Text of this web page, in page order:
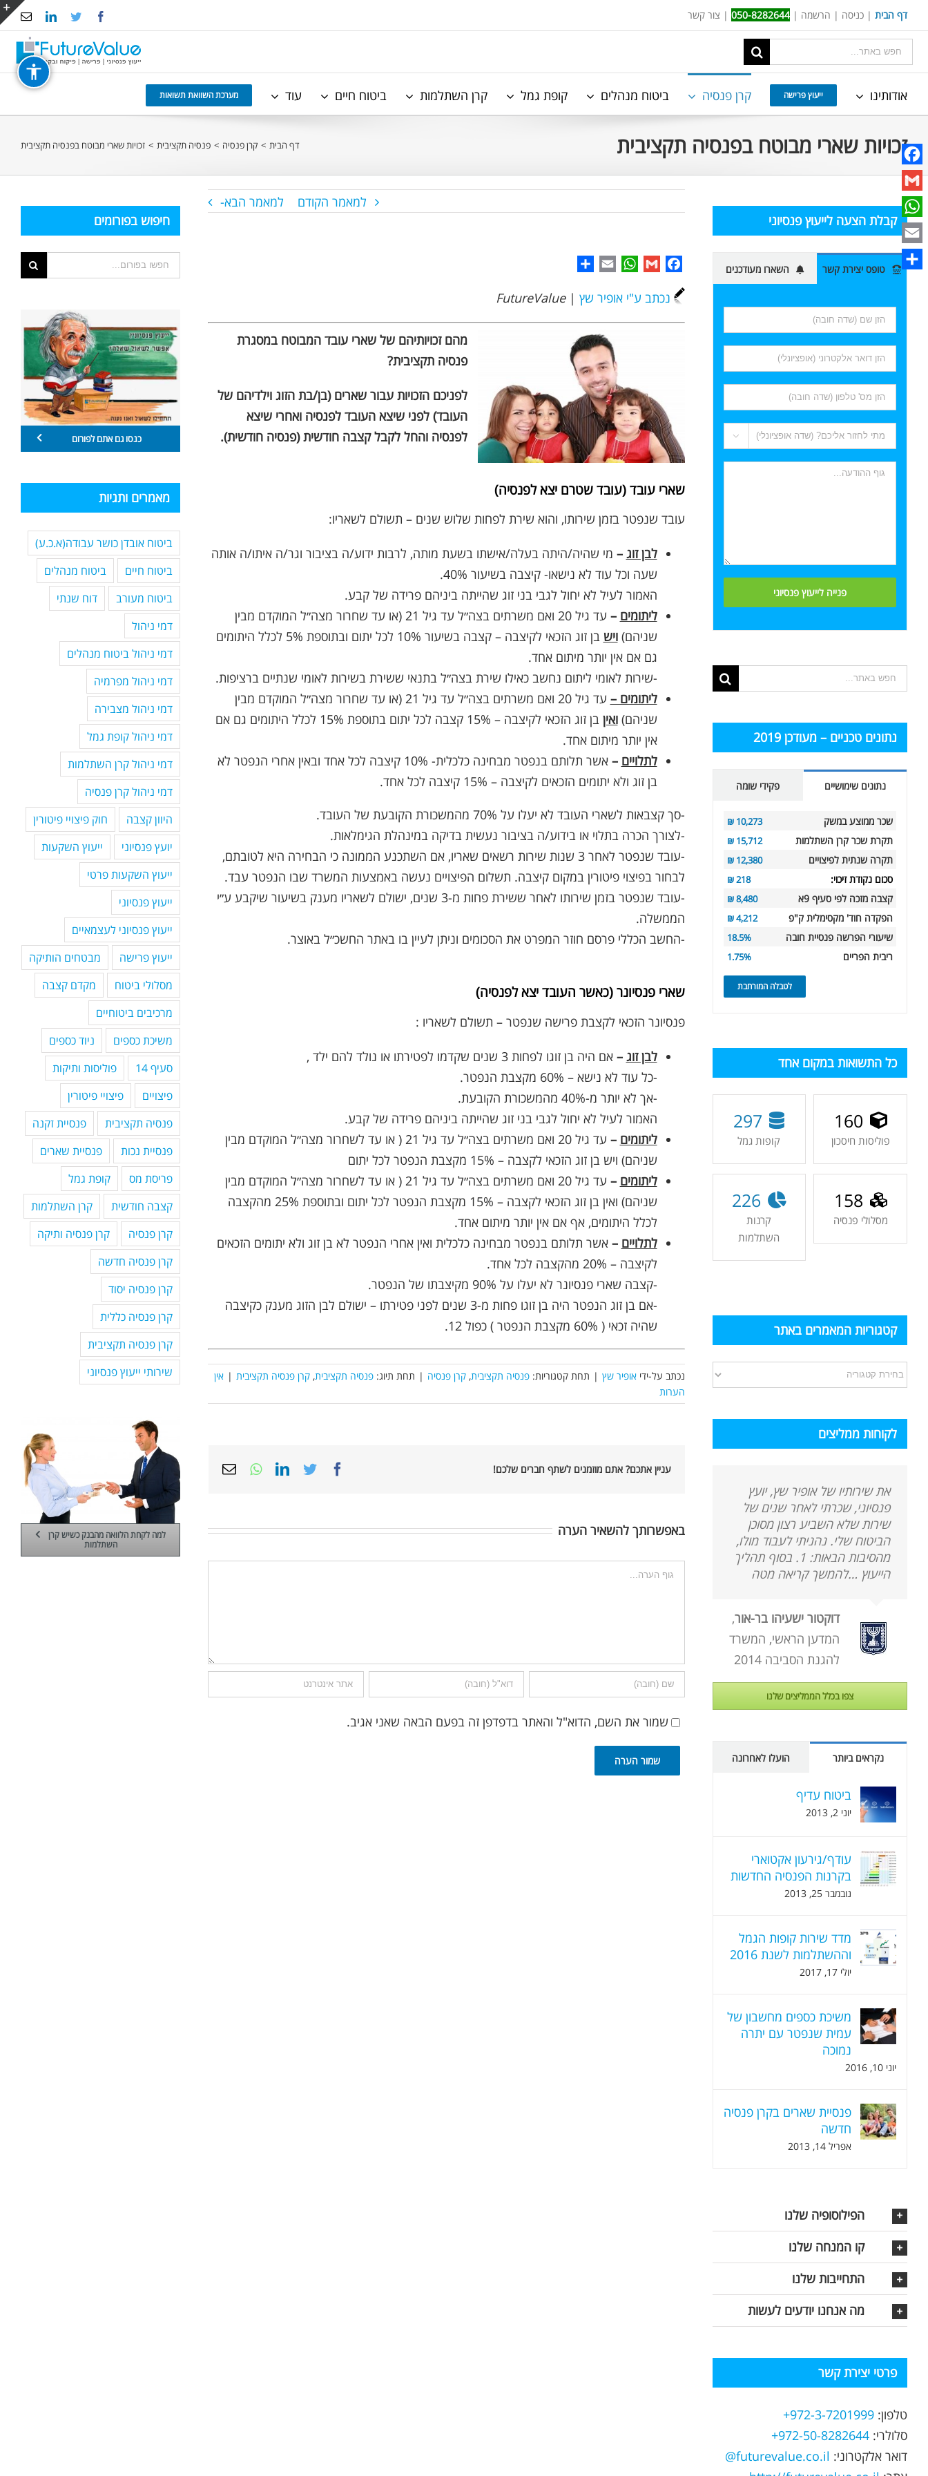
Skip
to
content
דף הבית | כניסה | הרשמה |
050-8282644
| צור קשר Facebook
Twitter
LinkedIn
תוצאות
החיפוש
עבור:
אודותינו ייעוץ פרישה קרן פנסיה ביטוח מנהלים קופת גמל קרן השתלמות ביטוח חיים עוד מערכת השוואת תשואות
זכויות שארי מבוטח בפנסיה תקציבית דף הבית > קרן פנסיה > פנסיה תקציבית > זכויות שארי מבוטח בפנסיה תקציבית
למאמר הקודם למאמר הבא-
Facebook
Gmail
WhatsApp
Email
נכתב ע"י אופיר שץ |
FutureValue
מהם זכויותיהם של שארי עובד המבוטח במסגרת
פנסיה תקציבית?
לפניכם הזכויות עבור שארים (בן/בת הזוג וילדיהם של
העובד) לפני שיצא העובד לפנסיה ואחרי שיצא
לפנסיה והחל לקבל קצבה חודשית (פנסיה חודשית).
שארי עובד (עובד שטרם יצא לפנסיה)
עובד שנפטר בזמן שירותו, והוא שירת לפחות שלוש שנים – תשולם לשאריו:
לבן זוג – מי שהיה/היתה בעלה/אישתו בשעת מותה, לרבות ידוע/ה בציבור וגר/ה איתו/ה אותה
שעה וכל עוד לא נישאו- קיצבה בשיעור 40%.
האמור לעיל לא יחול לגבי בני זוג שהייתה ביניהם פרידה של קבע.
ליתומים –
עד גיל 20 ואם משרתים בצה״ל עד גיל 21 (או עד שחרור מצה״ל המוקדם מבין
שניהם)ויש
בן זוג הזכאי לקיצבה – קצבה בשיעור 10% לכל יתום ובתוספת 5% לכלל היתומים
גם אם אין יותר מיתום אחד.
-שירות לאומי ליתום נחשב כאילו שירת בצה״ל בתנאי ששירת בשירות לאומי שנתיים ברציפות.
ליתומים –
עד גיל 20 ואם משרתים בצה״ל עד גיל 21 (או עד שחרור מצה״ל המוקדם מבין
שניהם)ואין
בן זוג הזכאי לקיצבה – 15% קצבה לכל יתום בתוספת 15% לכלל היתומים גם אם
אין יותר מיתום אחד.
לתלויים –
אשר תלותם בנפטר מבחינה כלכלית- 10% קיצבה לכל אחד ובאין אחרי הנפטר לא
בן זוג ולא יתומים הזכאים לקיצבה – 15% קיצבה לכל אחד.
-סך קצבאות לשארי העובד לא יעלו על 70% מהמשכורת הקובעת של העובד.
-לצורך הכרה בתלוי או בידוע/ה בציבור נעשית בדיקה במינהלת הגימלאות.
-עובד שנפטר לאחר 3 שנות שירות רשאים שאריו, אם השתכנע הממונה כי הבחירה היא לטובתם,
לבחור בפיצוי פיטורין במקום קיצבה. תשלום הפיצויים נעשה באמצעות המשרד שבו הנפטר עבד.
-עובד שנפטר בזמן שירותו לאחר ששירת פחות מ-3 שנים, ישולם לשאריו מענק בשיעור שיקבע ע״י
הממשלה.
-החשב הכללי פרסם חוזר המפרט את הסכומים וניתן לעיין בו באתר החשכ״ל באוצר.
שארי פנסיונר (כאשר העובד יצא לפנסיה)
פנסיונר הזכאי לקצבת פרישה שנפטר – תשולם לשאריו :
לבן זוג – אם היה בן זוגו לפחות 3 שנים שקדמו לפטירתו או נולד להם ילד ,
-כל עוד לא נישא – 60% מקצבת הנפטר.
-אך לא יותר מ-40% מהמשכורת הקובעת.
האמור לעיל לא יחול לגבי בני זוג שהייתה ביניהם פרידה של קבע.
ליתומים –
עד גיל 20 ואם משרתים בצה״ל עד גיל 21 ( או עד לשחרור מצה״ל המוקדם מבין
שניהם) ויש בן זוג הזכאי לקצבה – 15% מקצבת הנפטר לכל יתום
ליתומים –
עד גיל 20 ואם משרתים בצה״ל עד גיל 21 ( או עד לשחרור מצה״ל המוקדם מבין
שניהם) ואין בן זוג הזכאי לקצבה – 15% מקצבת הנפטר לכל יתום ובתוספת 25% מהקצבה
לכלל היתומים, אף אם אין יותר מיתום אחד.
לתלויים – אשר תלותם בנפטר מבחינה כלכלית ואין אחרי הנפטר לא בן זוג ולא יתומים הזכאים
לקיצבה – 20% מהקצבה לכל אחד.
-קצבה שארי פנסיונר לא יעלו על 90% מקיצבתו של הנפטר.
-אם בן זוג הנפטר היה בן זוגו פחות מ-3 שנים לפני פטירתו – ישולם לבן הזוג מענק כקיצבה
שהיה זכאי ( 60% מקצבת הנפטר ) כפול 12.
נכתב על-ידיאופיר שץ | תחת קטגוריות:פנסיה תקציבית,קרן פנסיה | תחת תיוג:פנסיה תקציבית,קרן פנסיה תקציבית | אין
הערות
עניין אתכם? אתם מוזמנים לשתף חברים שלכם! Facebook
Twitter
LinkedIn
Whatsapp
Email
באפשרותך להשאיר הערה
הערה
שמור את השם, הדוא"ל והאתר בדפדפן זה בפעם הבאה שאני אגיב.
חיפוש בפורומים
כנסו גם אתם לפורום
מאמרים ותגיות
ביטוח אובדן כושר עבודה(א.כ.ע)
ביטוח חיים
ביטוח מנהלים
ביטוח מעורב
דוח שנתי
דמי ניהול
דמי ניהול ביטוח מנהלים
דמי ניהול מפרמיה
דמי ניהול מצבירה
דמי ניהול קופת גמל
דמי ניהול קרן השתלמות
דמי ניהול קרן פנסיה
היוון קצבה
חוק פיצויי פיטורין
יועץ פנסיוני
ייעוץ השקעות
ייעוץ השקעות פרטי
ייעוץ פנסיוני
ייעוץ פנסיוני לעצמאיים
ייעוץ פרישה
מבטחים הותיקה
מסלולי ביטוח
מקדם קצבה
מרכיבים ביטוחיים
משיכת כספים
ניוד כספים
סעיף 14
פוליסות ותיקות
פיצויים
פיצויי פיטורין
פנסיה תקציבית
פנסיית זקנה
פנסיית נכות
פנסיית שארים
פריסת מס
קופת גמל
קצבה חודשית
קרן השתלמות
קרן פנסיה
קרן פנסיה ותיקה
קרן פנסיה חדשה
קרן פנסיה יסוד
קרן פנסיה כללית
קרן פנסיה תקציבית
שירותי ייעוץ פנסיוני
למה לקחת הלוואה מהבנק כשיש קרן
השתלמות
קבלת הצעה לייעוץ פנסיוני
טופס יצירת קשר השארו מעודכנים

תוצאות
החיפוש
נתונים טכניים – מעודכן 2019
נתונים שימושיים פקידי שומה
שכר ממוצע במשק 10,273 ₪
תקרת שכר קרן השתלמות 15,712 ₪
תקרה שנתית לפיצויים 12,380 ₪
סכום נקודת זיכוי: 218 ₪
קצבה מזכה לפי סעיף 9א 8,480 ₪
הפקדה חוד' מקסימלית ק"פ 4,212 ₪
שיעורי הפרשה פנסיית חובה 18.5%
ריבית הפריים 1.75%
לטבלה המורחבת
כל התשואות במקום אחד
160
פוליסות חיסכון
158
מסלולי פנסיה
297
קופות גמל
226
קרנות
השתלמות
קטגוריות המאמרים באתר
קטגוריות
המאמרים
לקוחות ממליצים
את שירותיו של אופיר שץ, יועץ
פנסיוני, שכרתי לאחר שנים של
שירות שלא השביע רצון מסוכן
הביטוח שלי. נהניתי לעבוד מולו,
מהסיבות הבאות: 1. בסוף תהליך
הייעוץ …להמשך קריאה מטה
דוקטור ישעיהו בר-אור,
המדען הראשי, המשרד
להגנת הסביבה 2014
צפו בכלל הממליצים שלנו
נקראים ביותר הועלו לאחרונה
ביטוח עדיף
יוני 2, 2013
עודף/גירעון אקטוארי
בקרנות הפנסיה החדשות
נובמבר 25, 2013
מדד שירות קופות הגמל
וההשתלמות לשנת 2016
יולי 17, 2017
משיכת כספים מחשבון של
עמית שנפטר עם יתרה
נמוכה
יוני 10, 2016
פנסיית שארים בקרן פנסיה
חדשה
אפריל 14, 2013
הפילוסופיה שלנו
קו המנחה שלנו
התחייבות שלנו
מה אנחנו יודעים לעשות
פרטי יצירת קשר
טלפון:972-3-7201999+
סלולרי:972-50-8282644+
דואר אלקטרוני: futurevalue.co.il@
Facebook
Gmail
WhatsApp
Email